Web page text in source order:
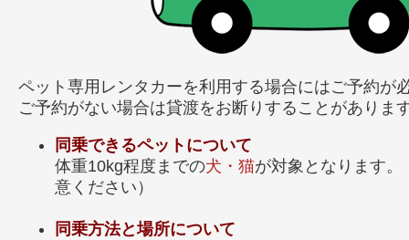
ペット専用レンタカーを利用する場合にはご予約が
ご予約がない場合は貸渡をお断りすることがありま
同乗できるペットについて
体重10kg程度までの犬・猫が対象となります
意ください）
同乗方法と場所について